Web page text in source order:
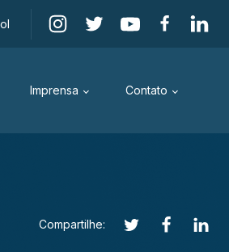
Imprensa Contato
Compartilhe: